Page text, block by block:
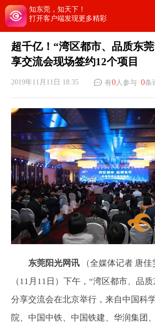
知东莞，知天下！
打开客户端发现更多精彩
超千亿！“湾区都市、品质东
享交流会现场签约12个项目
2019年11月11日 18:35 有0人参与0条
东莞阳光网讯
（全媒体记者 唐
（11月11日）下午，“湾区都市、品
分享交流会在北京举行，来自中国科
院、中国中铁、中国铁建、华润集团